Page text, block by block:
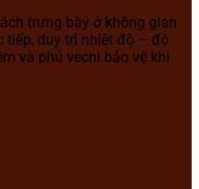
trưng bày ở không gian
tiếp, duy trì nhiệt độ – độ
và phủ vecni bảo vệ khi